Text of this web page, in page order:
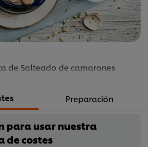
de Salteado de camarones
Preparación
para usar nuestra
de costes